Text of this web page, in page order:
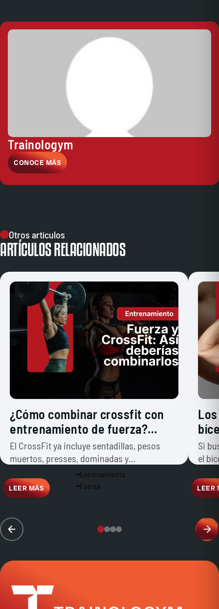
Trainologym
CONOCE MÁS
Otros artículos
ARTÍCULOS RELACIONADOS
¿Cómo combinar crossfit con
entrenamiento de fuerza?
¿Habría que hacer los dos?
El CrossFit ya incluye sentadillas, pesos
muertos, presses, dominadas y
levantamientos olímpicos. Entonces, ¿qué
sentido tendría añadir entrenamiento…
LEER MÁS
Entrenamiento
Fuerza
Si
el
LEER